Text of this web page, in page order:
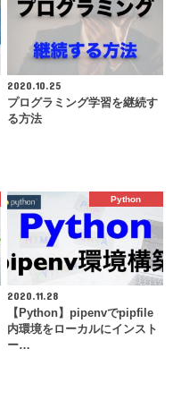
2020.10.25
プログラミング学習を継続す
る方法
Python
2020.11.28
【Python】pipenvでpipfile
内環境をローカルにインスト
ー…